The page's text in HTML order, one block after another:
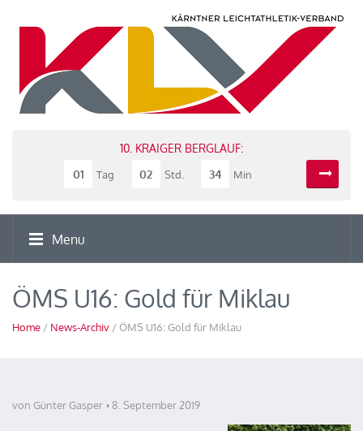
10. KRAIGER BERGLAUF:
01
Tag 02 Std. 34 Min
Menu
ÖMS U16: Gold für Miklau
Home / News-Archiv / ÖMS U16: Gold für Miklau
von Günter Gasper 8. September 2019